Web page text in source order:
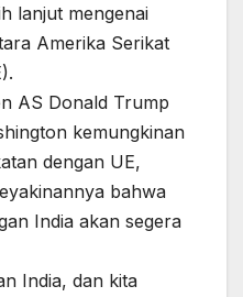
lanjut mengenai
Amerika Serikat
AS Donald Trump
kemungkinan
dengan UE,
bahwa
India akan segera
India, dan kita